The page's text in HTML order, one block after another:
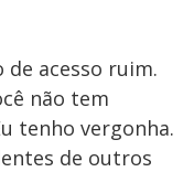
acesso ruim.
não tem
tenho vergonha.
de outros